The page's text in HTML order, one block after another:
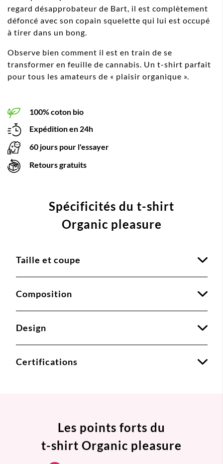
regard désapprobateur de Bart, il est complètement
défoncé avec son copain squelette qui lui est occupé
à tirer dans un bong.
Observe bien comment il est en train de se
transformer en feuille de cannabis. Un t-shirt parfait
pour tous les amateurs de « plaisir organique ».
100% coton bio
Expédition en 24h
60 jours pour l'essayer
Retours gratuits
Spécificités du t-shirt
Organic pleasure
Taille et coupe
Composition
Design
Certifications
Les points forts du
t-shirt Organic pleasure